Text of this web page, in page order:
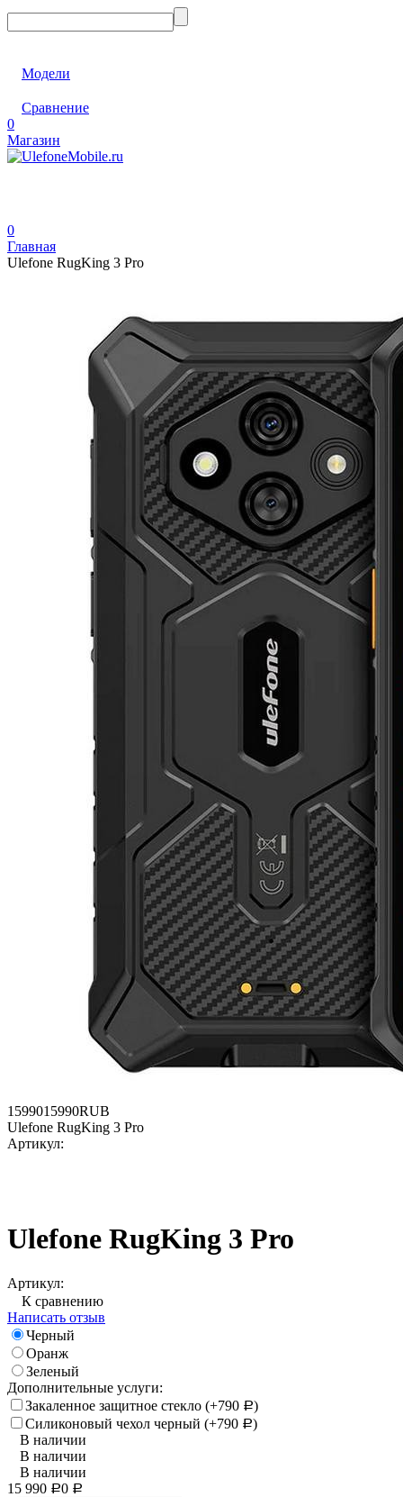
Модели
Сравнение
0
Магазин
0
Главная
Ulefone RugKing 3 Pro
1599015990RUB
Ulefone RugKing 3 Pro
Артикул:
Ulefone RugKing 3 Pro
Артикул:
К сравнению
Написать отзыв
Черный
Оранж
Зеленый
Дополнительные услуги:
Закаленное защитное стекло (+790 Р)
Силиконовый чехол черный (+790 Р)
В наличии
В наличии
В наличии
15 990 Р0 Р